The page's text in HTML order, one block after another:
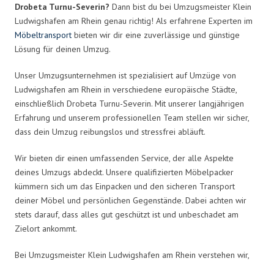
Drobeta Turnu-Severin? Dann bist du bei Umzugsmeister Klein
Ludwigshafen am Rhein genau richtig! Als erfahrene Experten im
Möbeltransport bieten wir dir eine zuverlässige und günstige
Lösung für deinen Umzug.
Unser Umzugsunternehmen ist spezialisiert auf Umzüge von
Ludwigshafen am Rhein in verschiedene europäische Städte,
einschließlich Drobeta Turnu-Severin. Mit unserer langjährigen
Erfahrung und unserem professionellen Team stellen wir sicher,
dass dein Umzug reibungslos und stressfrei abläuft.
Wir bieten dir einen umfassenden Service, der alle Aspekte
deines Umzugs abdeckt. Unsere qualifizierten Möbelpacker
kümmern sich um das Einpacken und den sicheren Transport
deiner Möbel und persönlichen Gegenstände. Dabei achten wir
stets darauf, dass alles gut geschützt ist und unbeschadet am
Zielort ankommt.
Bei Umzugsmeister Klein Ludwigshafen am Rhein verstehen wir,